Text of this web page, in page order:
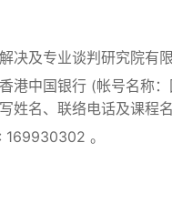
决及专业谈判研究院有限
港中国银行 (帐号名称
姓名、联络电话及课程名
169930302 。